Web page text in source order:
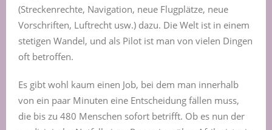
(Streckenrechte, Navigation, neue Flugplätze, neue
Vorschriften, Luftrecht usw.) dazu. Die Welt ist in einem
stetigen Wandel, und als Pilot ist man von vielen Dingen
oft betroffen.
Es gibt wohl kaum einen Job, bei dem man innerhalb
von ein paar Minuten eine Entscheidung fällen muss,
die bis zu 480 Menschen sofort betrifft. Ob es nun der